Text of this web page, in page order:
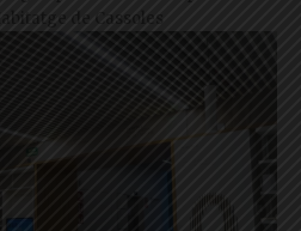
de Cassoles